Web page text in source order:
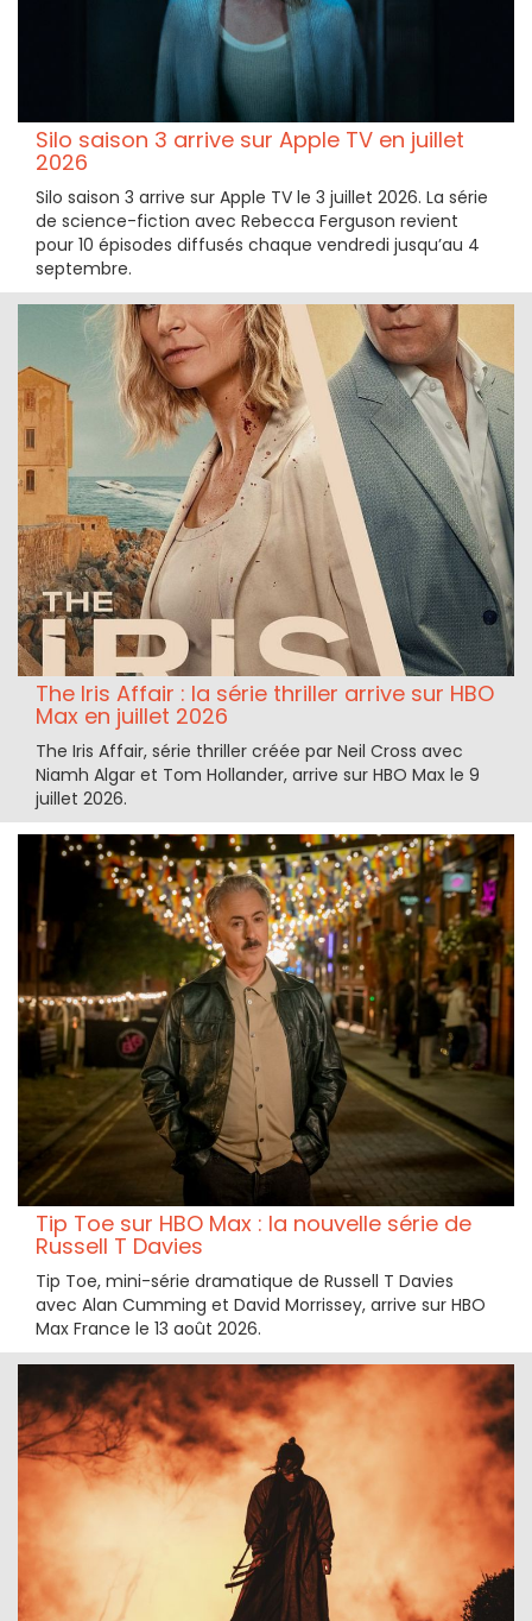
Silo saison 3 arrive sur Apple TV en juillet
2026
Silo saison 3 arrive sur Apple TV le 3 juillet 2026. La série
de science-fiction avec Rebecca Ferguson revient
pour 10 épisodes diffusés chaque vendredi jusqu’au 4
septembre.
The Iris Affair : la série thriller arrive sur HBO
Max en juillet 2026
The Iris Affair, série thriller créée par Neil Cross avec
Niamh Algar et Tom Hollander, arrive sur HBO Max le 9
juillet 2026.
Tip Toe sur HBO Max : la nouvelle série de
Russell T Davies
Tip Toe, mini-série dramatique de Russell T Davies
avec Alan Cumming et David Morrissey, arrive sur HBO
Max France le 13 août 2026.